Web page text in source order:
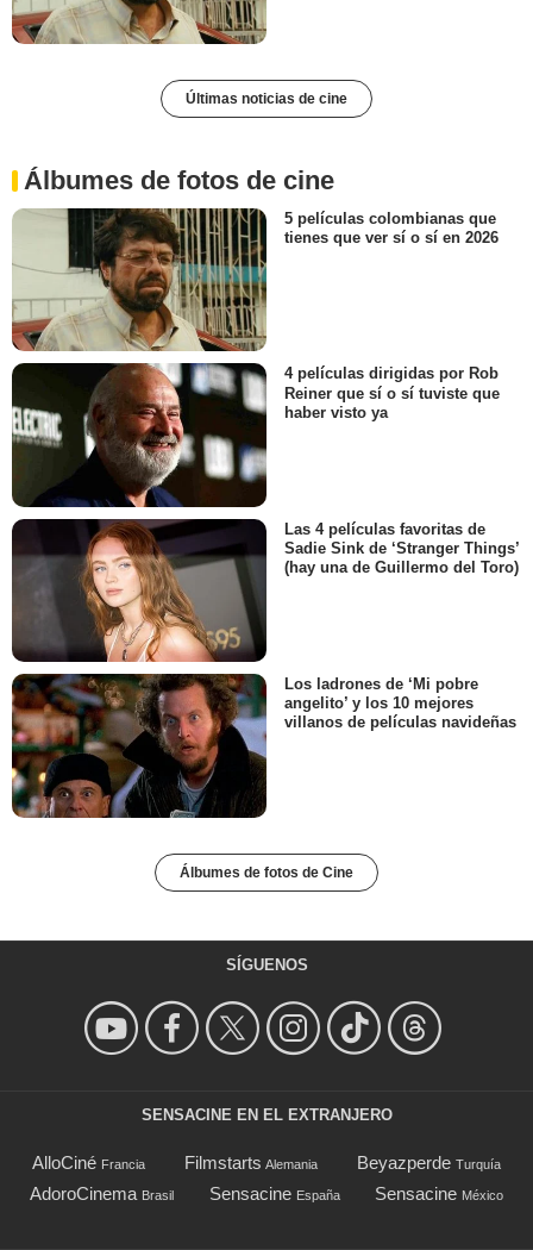
Últimas noticias de cine
Álbumes de fotos de cine
5 películas colombianas que
tienes que ver sí o sí en 2026
4 películas dirigidas por Rob
Reiner que sí o sí tuviste que
haber visto ya
Las 4 películas favoritas de
Sadie Sink de ‘Stranger Things’
(hay una de Guillermo del Toro)
Los ladrones de ‘Mi pobre
angelito’ y los 10 mejores
villanos de películas navideñas
Álbumes de fotos de Cine
SÍGUENOS
SENSACINE EN EL EXTRANJERO
AlloCiné Francia Filmstarts Alemania Beyazperde Turquía
AdoroCinema Brasil Sensacine España Sensacine México